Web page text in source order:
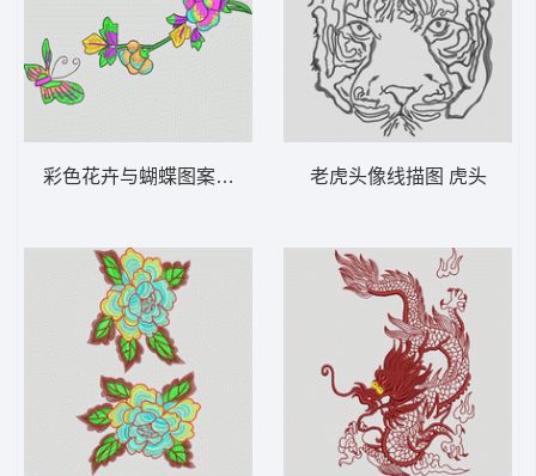
彩色花卉与蝴蝶图案 靓花 老虎头像线描图 虎头